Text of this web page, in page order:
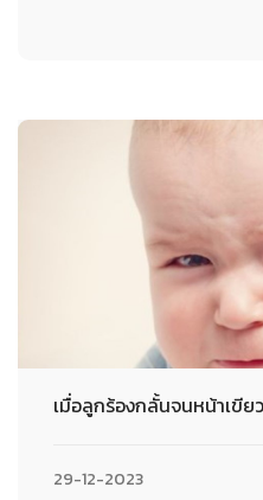
เมื่อลูกร้องกลั้นจนหน้าเขีย
29-12-2023